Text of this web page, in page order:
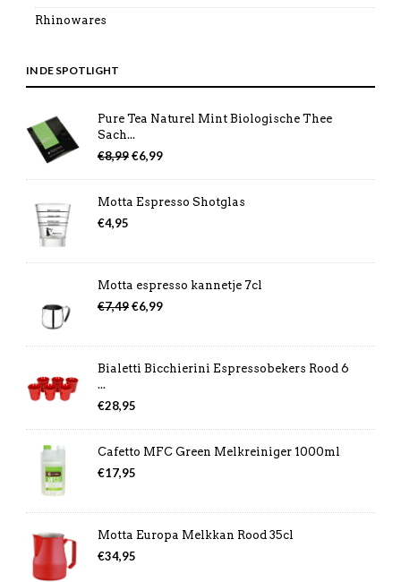
Rhinowares
IN DE SPOTLIGHT
Pure Tea Naturel Mint Biologische Thee
Sach...
€8,99 Oorspronkelijke
€8,99.
€6,99Huidige
€6,99.
Motta Espresso Shotglas
€4,95
Motta espresso kannetje 7cl
€7,49 Oorspronkelijke
€6,99Huidige
Bialetti Bicchierini Espressobekers Rood 6
...
€28,95
Cafetto MFC Green Melkreiniger 1000ml
€17,95
Motta Europa Melkkan Rood 35cl
€34,95